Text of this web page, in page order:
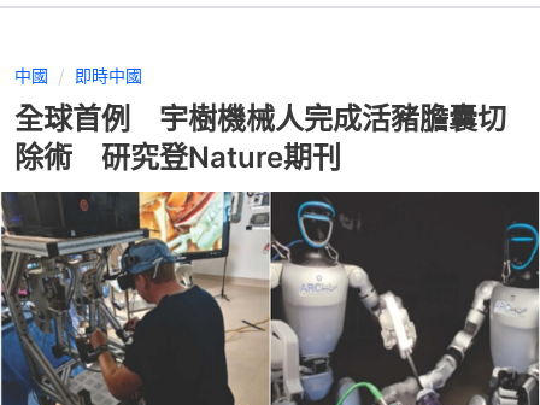
中國 即時中國
全球首例 宇樹機械人完成活豬膽囊切
除術 研究登Nature期刊